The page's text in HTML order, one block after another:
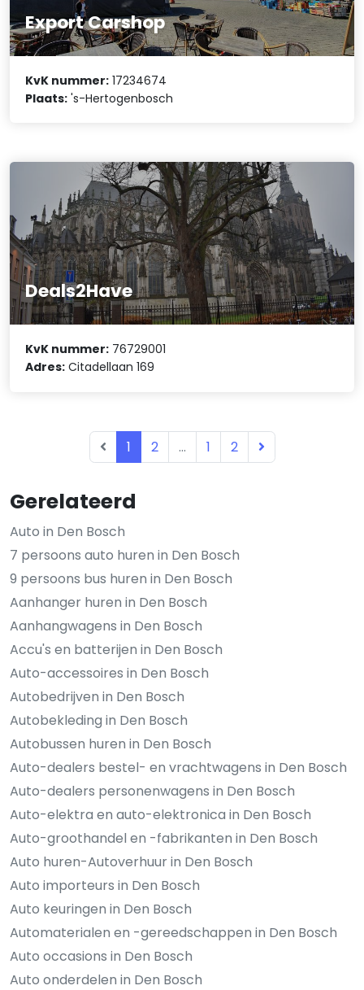
Gerelateerd
Auto in Den Bosch
7 persoons auto huren in Den Bosch
9 persoons bus huren in Den Bosch
Aanhanger huren in Den Bosch
Aanhangwagens in Den Bosch
Accu's en batterijen in Den Bosch
Auto-accessoires in Den Bosch
Autobedrijven in Den Bosch
Autobekleding in Den Bosch
Autobussen huren in Den Bosch
Auto-dealers bestel- en vrachtwagens in Den Bosch
Auto-dealers personenwagens in Den Bosch
Auto-elektra en auto-elektronica in Den Bosch
Auto-groothandel en -fabrikanten in Den Bosch
Auto huren-Autoverhuur in Den Bosch
Auto importeurs in Den Bosch
Auto keuringen in Den Bosch
Automaterialen en -gereedschappen in Den Bosch
Auto occasions in Den Bosch
Auto onderdelen in Den Bosch
Export Carshop
KvK nummer: 17234674
Plaats: 's-Hertogenbosch
Deals2Have
KvK nummer: 76729001
Adres: Citadellaan 169
1 2 ... 1 2